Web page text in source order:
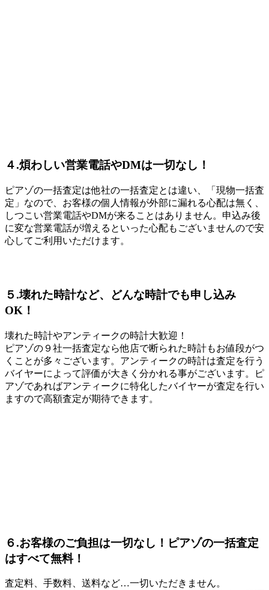
４.煩わしい営業電話やDMは一切なし！
ピアゾの一括査定は他社の一括査定とは違い、「現物一括査
定」なので、お客様の個人情報が外部に漏れる心配は無く、
しつこい営業電話やDMが来ることはありません。申込み後
に変な営業電話が増えるといった心配もございませんので安
心してご利用いただけます。
５.壊れた時計など、どんな時計でも申し込み
OK！
壊れた時計やアンティークの時計大歓迎！
ピアゾの９社一括査定なら他店で断られた時計もお値段がつ
くことが多々ございます。アンティークの時計は査定を行う
バイヤーによって評価が大きく分かれる事がございます。ピ
アゾであればアンティークに特化したバイヤーが査定を行い
ますので高額査定が期待できます。
６.お客様のご負担は一切なし！ピアゾの一括査定
はすべて無料！
査定料、手数料、送料など…一切いただきません。